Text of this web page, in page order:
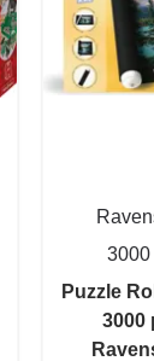
3000
Puzzle
3000